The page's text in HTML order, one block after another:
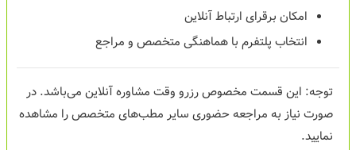
امکان برقرای ارتباط آنلاین
انتخاب پلتفرم با هماهنگی متخصص و مراجع
توجه: این قسمت مخصوص رزرو وقت مشاورهآنلاین می‌باشد. در
صورت نیاز به مراجعه حضوری سایر مطب‌های متخصص را مشاهده
نمایید.